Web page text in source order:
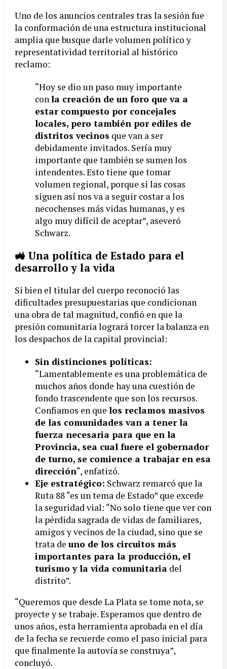
Uno de los anuncios centrales tras la sesión fue
la conformación de una estructura institucional
amplia que busque darle volumen político y
representatividad territorial al histórico
reclamo:
“Hoy se dio un paso muy importante
conla creación de un foro que va a
estar compuesto por concejales
locales, pero también por ediles de
distritos vecinos que van a ser
debidamente invitados. Sería muy
importante que también se sumen los
intendentes. Esto tiene que tomar
volumen regional, porque si las cosas
siguen así nos va a seguir costar a los
necochenses más vidas humanas, y es
algo muy difícil de aceptar”, aseveró
Schwarz.
🚜 Una política de Estado para el
desarrollo y la vida
Si bien el titular del cuerpo reconoció las
dificultades presupuestarias que condicionan
una obra de tal magnitud, confió en que la
presión comunitaria logrará torcer la balanza en
los despachos de la capital provincial:
Sin distinciones políticas:
“Lamentablemente es una problemática de
muchos años donde hay una cuestión de
fondo trascendente que son los recursos.
Confiamos en que los reclamos masivos
de las comunidades van a tener la
fuerza necesaria para que en la
Provincia, sea cual fuere el gobernador
de turno, se comience a trabajar en esa
dirección“, enfatizó.
Eje estratégico: Schwarz remarcó que la
Ruta 88 “es un tema de Estado” que excede
la seguridad vial: “No solo tiene que ver con
la pérdida sagrada de vidas de familiares,
amigos y vecinos de la ciudad, sino que se
trata de uno de los circuitos más
importantes para la producción, el
turismo y la vida comunitaria del
distrito”.
“Queremos que desde La Plata se tome nota, se
proyecte y se trabaje. Esperamos que dentro de
unos años, esta herramienta aprobada en el día
de la fecha se recuerde como el paso inicial para
que finalmente la autovía se construya”,
concluyó.